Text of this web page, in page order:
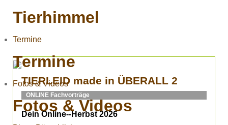
Tierhimmel
Termine
Termine
Fotos & Videos
Fotos & Videos
TIERLEID made in ÜBERALL 2
ONLINE Fachvorträge
Dein Online--Herbst 2026